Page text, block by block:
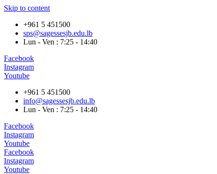
Skip to content
+961 5 451500
sps@sagessesjb.edu.lb
Lun - Ven : 7:25 - 14:40
Facebook
Instagram
Youtube
+961 5 451500
info@sagessesjb.edu.lb
Lun - Ven : 7:25 - 14:40
Facebook
Instagram
Youtube
Facebook
Instagram
Youtube